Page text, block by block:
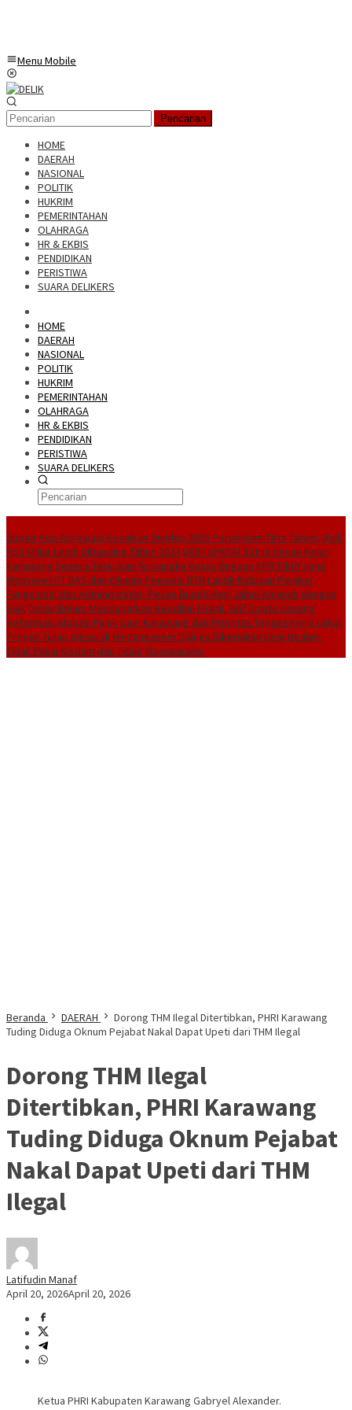
Menu Mobile
Pencarian
HOME
DAERAH
NASIONAL
POLITIK
HUKRIM
PEMERINTAHAN
OLAHRAGA
HR & EKBIS
PENDIDIKAN
PERISTIWA
SUARA DELIKERS
HOME
DAERAH
NASIONAL
POLITIK
HUKRIM
PEMERINTAHAN
OLAHRAGA
HR & EKBIS
PENDIDIKAN
PERISTIWA
SUARA DELIKERS
Bupati Aep Apresiasi Kenaikan Dividen 2025 Perumdam Tirta Tarum, Naik
Rp3 Miliar Lebih Dibanding Tahun 2024LKBH LPKSM Satria Desak Kejari
Karawang Segera Tetapkan Tersangka Kasus Dugaan KPR Fiktif yang
Menyeret PT BAS dan Oknum Pegawai BTN Lantik Ratusan Pejabat
Fungsional dan Administrator, Pesan Bupati Aep Jalani Amanah dengan
BaikDinilai Belum Mendapatkan Keadilan Fiskal, Arif Dianto Dorong
Reformasi Alokasi Pajak bagi Karawang dan Prioritas Tenaga Kerja Lokal
Proyek Turap Irigasi di Medangasem Diduga Dikerjakan Ugal-Ugalan,
Tidak Pakai Kisdam dan Tidak Transparansi
Beranda DAERAH
Dorong THM Ilegal Ditertibkan, PHRI Karawang
Tuding Diduga Oknum Pejabat Nakal Dapat Upeti dari THM Ilegal
Dorong THM Ilegal
Ditertibkan, PHRI Karawang
Tuding Diduga Oknum Pejabat
Nakal Dapat Upeti dari THM
Ilegal
Latifudin Manaf
April 20, 2026April 20, 2026
Ketua PHRI Kabupaten Karawang Gabryel Alexander.